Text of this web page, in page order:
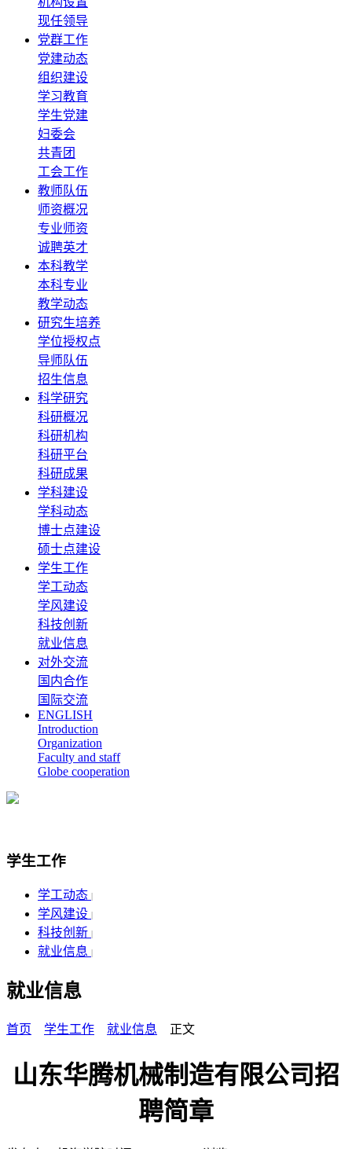
现任领导
党群工作
党建动态
组织建设
学习教育
学生党建
妇委会
共青团
工会工作
教师队伍
师资概况
专业师资
诚聘英才
本科教学
本科专业
教学动态
研究生培养
学位授权点
导师队伍
招生信息
科学研究
科研概况
科研机构
科研平台
科研成果
学科建设
学科动态
博士点建设
硕士点建设
学生工作
学工动态
学风建设
科技创新
就业信息
对外交流
国内合作
国际交流
ENGLISH
Introduction
Organization
Faculty and staff
Globe cooperation
学生工作
学工动态 |
学风建设 |
科技创新 |
就业信息 |
就业信息
首页 学生工作 就业信息 正文
山东华腾机械制造有限公司招
聘简章